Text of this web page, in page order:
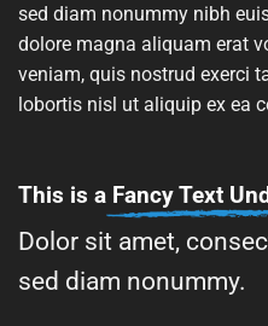
sed diam nonummy nibh
dolore magna aliquam erat
veniam, quis nostrud exerci
lobortis nisl ut aliquip ex ea
This is a Fancy Text
Dolor sit amet,
sed diam nonummy.